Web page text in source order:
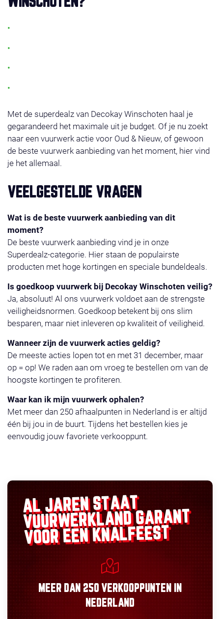
Met de superdealz van Decokay Winschoten haal je
gegarandeerd het maximale uit je budget. Of je nu zoekt
naar een vuurwerk actie voor Oud & Nieuw, of gewoon
de beste vuurwerk aanbieding van het moment, hier vind
je het allemaal.
VEELGESTELDE VRAGEN
Wat is de beste vuurwerk aanbieding van dit
moment?
De beste vuurwerk aanbieding vind je in onze
Superdealz-categorie. Hier staan de populairste
producten met hoge kortingen en speciale bundeldeals.
Is goedkoop vuurwerk bij Decokay Winschoten veilig?
Ja, absoluut! Al ons vuurwerk voldoet aan de strengste
veiligheidsnormen. Goedkoop betekent bij ons slim
besparen, maar niet inleveren op kwaliteit of veiligheid.
Wanneer zijn de vuurwerk acties geldig?
De meeste acties lopen tot en met 31 december, maar
op = op! We raden aan om vroeg te bestellen om van de
hoogste kortingen te profiteren.
Waar kan ik mijn vuurwerk ophalen?
Met meer dan 250 afhaalpunten in Nederland is er altijd
één bij jou in de buurt. Tijdens het bestellen kies je
eenvoudig jouw favoriete verkooppunt.
AL JAREN STAAT
VUURWERKLANDGARANT
VOOR EEN KNALFEEST
MEER DAN 250 VERKOOPPUNTEN
IN
NEDERLAND